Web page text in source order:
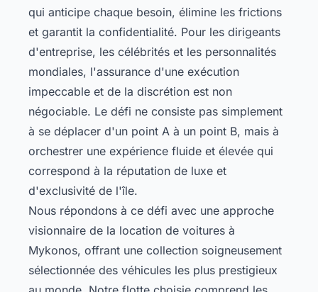
qui anticipe chaque besoin, élimine les frictions
et garantit la confidentialité. Pour les dirigeants
d'entreprise, les célébrités et les personnalités
mondiales, l'assurance d'une exécution
impeccable et de la discrétion est non
négociable. Le défi ne consiste pas simplement
à se déplacer d'un point A à un point B, mais à
orchestrer une expérience fluide et élevée qui
correspond à la réputation de luxe et
d'exclusivité de l'île.
Nous répondons à ce défi avec une approche
visionnaire de la location de voitures à
Mykonos, offrant une collection soigneusement
sélectionnée des véhicules les plus prestigieux